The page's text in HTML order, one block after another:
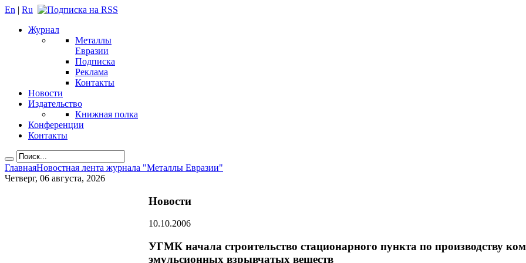
En | Ru
Журнал
Металлы
Евразии
Подписка
Реклама
Контакты
Новости
Издательство
Книжная полка
Конференции
Контакты
ГлавнаяНовостная лента журнала "Металлы Евразии"
Четверг, 06 августа, 2026
Новости
10.10.2006
УГМК начала строительство стационарного пункта по производству
эмульсионных взрывчатых веществ